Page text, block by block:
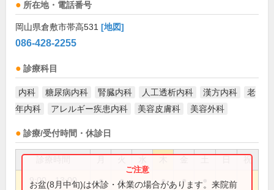
所在地・電話番号
岡山県倉敷市帯高531 [地図]
086-428-2255
診療科目
内科 糖尿病内科 腎臓内科 人工透析内科 漢方内科
老
年内科
アレルギー疾患内科 美容皮膚科 美容外科
診療/受付時間・休診日
祝
9:00～13:00 ● ● ● ●
お盆(8月中旬)は休診・休業の場合があります。来院前